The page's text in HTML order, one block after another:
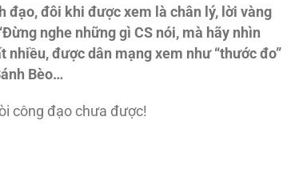
đạo, đôi khi được xem là chân lý, lời vàng
nghe những gì CS nói, mà hãy nhìn
nhiều, được dân mạng xem như “thước đo”
Bèo…
công đạo chưa được!